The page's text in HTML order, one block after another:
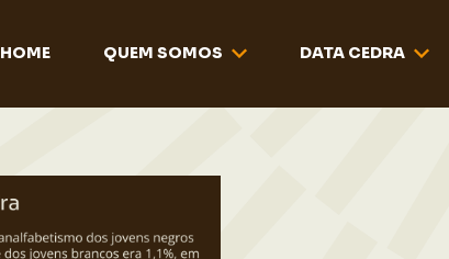
HOME QUEM SOMOS DATA CEDRA